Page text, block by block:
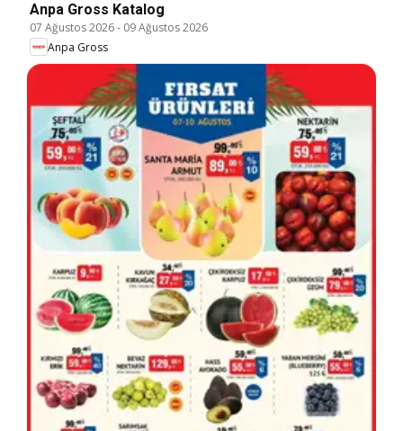
Anpa Gross Katalog
07 Ağustos 2026- 09 Ağustos 2026
Anpa Gross